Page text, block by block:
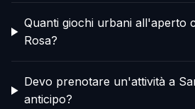
Quanti giochi urbani all'aperto
Rosa?
Devo prenotare un'attività a
anticipo?